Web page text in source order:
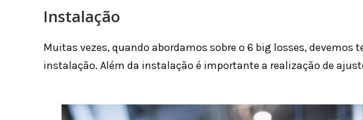
Instalação
Muitas vezes, quando abordamos sobre o 6 big losses, devemos
instalação. Além da instalação é importante a realização de